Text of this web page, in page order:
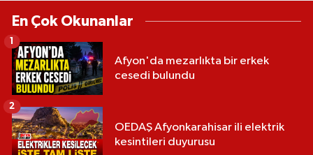
En Çok Okunanlar
Afyon'da mezarlıkta bir erkek
cesedi bulundu
1
OEDAŞ Afyonkarahisar ili elektrik
kesintileri duyurusu
2